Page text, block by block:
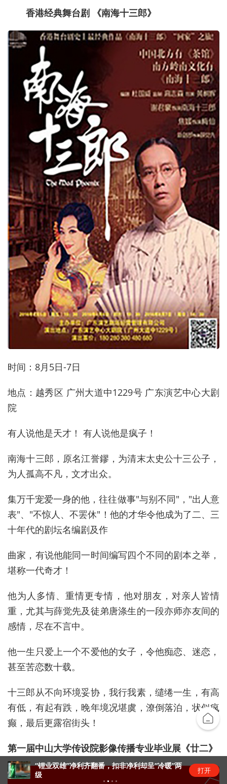
香港经典舞台剧 《南海十三郎》
时间：8月5日-7日
地点：越秀区 广州大道中1229号 广东演艺中心大剧
院
有人说他是天才！ 有人说他是疯子！
南海十三郎，原名江誉鏐，为清末太史公十三公子，
为人孤高不凡，文才出众。
集万千宠爱一身的他，往往做事"与别不同"，"出人意
表"、"不惊人、不罢休"！他的才华令他成为了二、三
十年代的剧坛名编剧及作
曲家，有说他能同一时间编写四个不同的剧本之举，
堪称一代奇才！
他为人多情、重情更专情，他对朋友，对亲人皆情
重，尤其与薛觉先及徒弟唐涤生的一段亦师亦友间的
感情，尽在不言中。
他一生只爱上一个不爱他的女子，令他痴恋、迷恋，
甚至苦恋数十载。
十三郎从不向环境妥协，我行我素，缱绻一生，有高
有低，有起有跌，晚年境况堪虞，潦倒落泊，状似疯
癫，最后更露宿街头！
第一届中山大学传设院影像传播专业毕业展《廿二》
“锂业双雄”净利齐翻番，扣非净利却呈“冷暖”两
级
打开